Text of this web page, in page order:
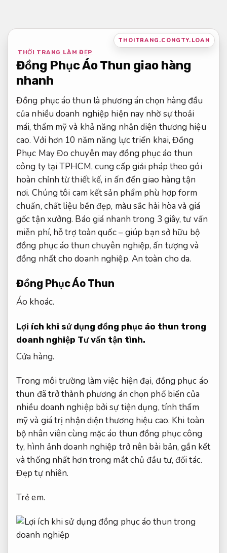
nội
THOITRANG.CONGTY.LOAN
THỜI TRANG LÀM ĐẸP
Đồng Phục Áo Thun giao hàng
nhanh
Đồng phục áo thun là phương án chọn hàng đầu
của nhiều doanh nghiệp hiện nay nhờ sự thoải
mái, thẩm mỹ và khả năng nhận diện thương hiệu
cao. Với hơn 10 năm năng lực triển khai, Đồng
Phục May Đo chuyên may đồng phục áo thun
công ty tại TPHCM, cung cấp giải pháp theo gói
hoàn chỉnh từ thiết kế, in ấn đến giao hàng tận
nơi. Chúng tôi cam kết sản phẩm phù hợp form
chuẩn, chất liệu bền đẹp, màu sắc hài hòa và giá
gốc tận xưởng. Báo giá nhanh trong 3 giây, tư vấn
miễn phí, hỗ trợ toàn quốc – giúp bạn sở hữu bộ
đồng phục áo thun chuyên nghiệp, ấn tượng và
đồng nhất cho doanh nghiệp. An toàn cho da.
Đồng Phục Áo Thun
Áo khoác.
Lợi ích khi sử dụng đồng phục áo thun trong
doanh nghiệp Tư vấn tận tình.
Cửa hàng.
Trong môi trường làm việc hiện đại, đồng phục áo
thun đã trở thành phương án chọn phổ biến của
nhiều doanh nghiệp bởi sự tiện dụng, tính thẩm
mỹ và giá trị nhận diện thương hiệu cao. Khi toàn
bộ nhân viên cùng mặc áo thun đồng phục công
ty, hình ảnh doanh nghiệp trở nên bài bản, gắn kết
và thống nhất hơn trong mắt chủ đầu tư, đối tác.
Đẹp tự nhiên.
Trẻ em.